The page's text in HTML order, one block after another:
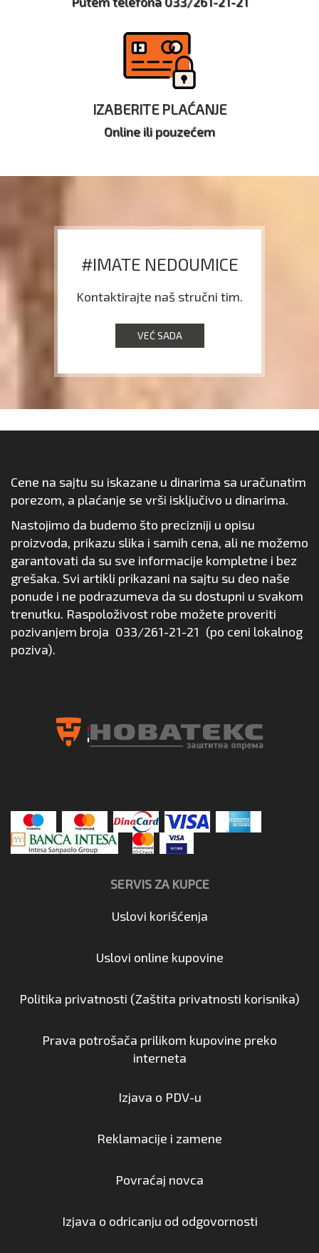
IZABERITE PLAĆANJE
Online ili pouzećem
#IMATE NEDOUMICE
Kontaktirajte naš stručni tim.
VEĆ SADA
Cene na sajtu su iskazane u dinarima sa uračunatim
porezom, a plaćanje se vrši isključivo u dinarima.
Nastojimo da budemo što precizniji u opisu
proizvoda, prikazu slika i samih cena, ali ne možemo
garantovati da su sve informacije kompletne i bez
grešaka. Svi artikli prikazani na sajtu su deo naše
ponude i ne podrazumeva da su dostupni u svakom
trenutku. Raspoloživost robe možete proveriti
pozivanjem broja 033/261-21-21 (po ceni lokalnog
poziva).
SERVIS ZA KUPCE
Uslovi korišćenja
Uslovi online kupovine
Politika privatnosti (Zaštita privatnosti korisnika)
Prava potrošača prilikom kupovine preko
interneta
Izjava o PDV-u
Reklamacije i zamene
Povraćaj novca
Izjava o odricanju od odgovornosti